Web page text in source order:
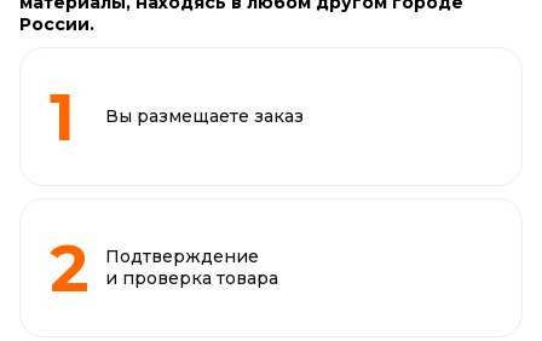
России.
Вы размещаете заказ
Подтверждение
и проверка товара